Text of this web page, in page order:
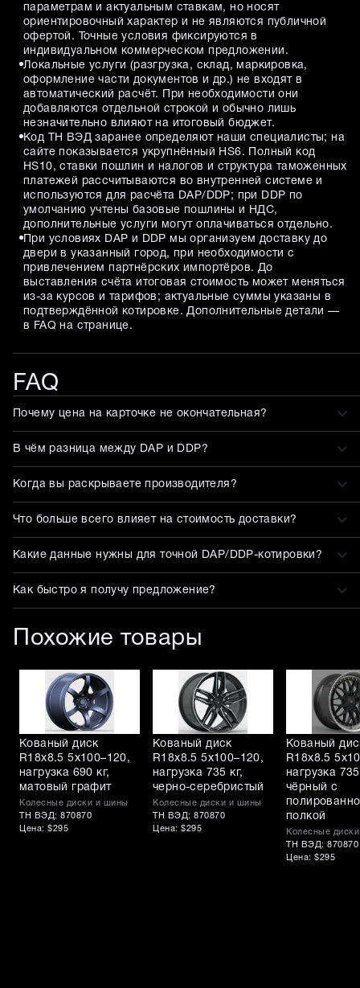
параметрам и актуальным ставкам, но носят
ориентировочный характер и не являются публичной
офертой. Точные условия фиксируются в
индивидуальном коммерческом предложении.
Локальные услуги (разгрузка, склад, маркировка,
оформление части документов и др.) не входят в
автоматический расчёт. При необходимости они
добавляются отдельной строкой и обычно лишь
незначительно влияют на итоговый бюджет.
Код ТН ВЭД заранее определяют наши специалисты; на
сайте показывается укрупнённый HS6. Полный код
HS10, ставки пошлин и налогов и структура таможенных
платежей рассчитываются во внутренней системе и
используются для расчёта DAP/DDP; при DDP по
умолчанию учтены базовые пошлины и НДС,
дополнительные услуги могут оплачиваться отдельно.
При условиях DAP и DDP мы организуем доставку до
двери в указанный город, при необходимости с
привлечением партнёрских импортёров. До
выставления счёта итоговая стоимость может меняться
из-за курсов и тарифов; актуальные суммы указаны в
подтверждённой котировке. Дополнительные детали —
в FAQ на странице.
FAQ
Почему цена на карточке не окончательная?
В чём разница между DAP и DDP?
Когда вы раскрываете производителя?
Что больше всего влияет на стоимость доставки?
Какие данные нужны для точной DAP/DDP-котировки?
Как быстро я получу предложение?
Похожие товары
Кованый диск
R18x8.5 5x100–120,
нагрузка 690 кг,
матовый графит
Колесные диски и шины
ТН ВЭД: 870870
Цена: $295
Кованый диск
R18x8.5 5x100–120,
нагрузка 735 кг,
черно-серебристый
Колесные диски и шины
ТН ВЭД: 870870
Цена: $295
Кованый
R18x8.5
нагрузка 735
чёрный с
полкой
Колесные
ТН ВЭД: 870870
Цена: $295